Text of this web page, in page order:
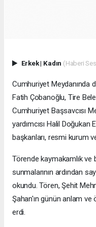
Erkek| Kadın (Haberi
Cumhuriyet Meydanında
Fatih Çobanoğlu, Tire
Cumhuriyet Başsavcısı
yardımcısı Halil
başkanları, resmi kurum
Törende kaymakamlık ve
sunmalarının ardından
okundu. Tören, Şehit
Şahan'ın günün anlam
erdi.